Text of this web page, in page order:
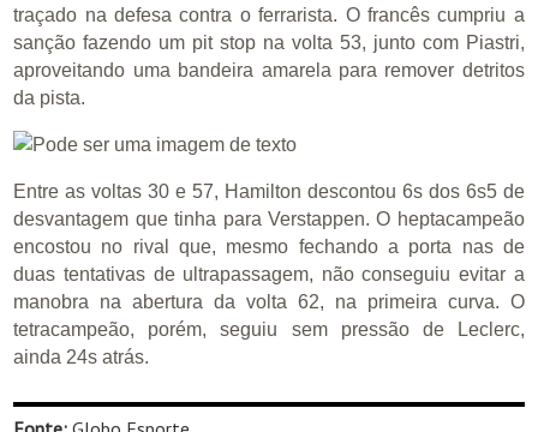
traçado na defesa contra o ferrarista. O francês cumpriu a
sanção fazendo um pit stop na volta 53, junto com Piastri,
aproveitando uma bandeira amarela para remover detritos
da pista.
Entre as voltas 30 e 57, Hamilton descontou 6s dos 6s5 de
desvantagem que tinha para Verstappen. O heptacampeão
encostou no rival que, mesmo fechando a porta nas de
duas tentativas de ultrapassagem, não conseguiu evitar a
manobra na abertura da volta 62, na primeira curva. O
tetracampeão, porém, seguiu sem pressão de Leclerc,
ainda 24s atrás.